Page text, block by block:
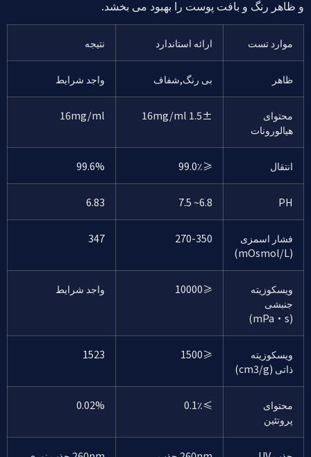
و ظاهر رنگ و بافت پوست را بهبود می بخشد.
موارد تست ارائه استاندارد نتیجه
ظاهر بی رنگ,شفاف واجد شرایط
محتوای
هیالورونات
16mg/ml 1.5±
16mg/ml
انتقال ≥99.0٪ 99.6%
PH
6.8~ 7.5
6.83
فشار اسمزی
(mOsmol/L)
270-350
347
ویسکوزیته
جنبشی
(mPa·s)
≥10000 واجد شرایط
ویسکوزیته
ذاتی (cm3/g)
≥1500
1523
محتوای
پروتئین
≤0.1٪ 0.02%